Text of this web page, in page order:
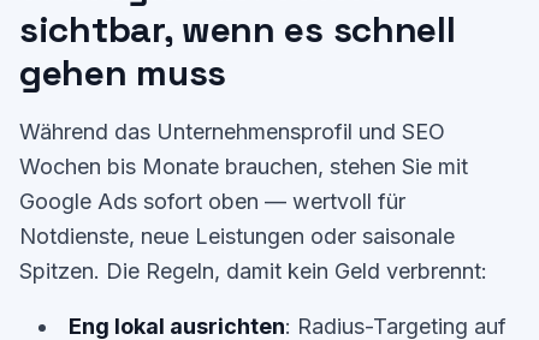
sichtbar, wenn es schnell
gehen muss
Während das Unternehmensprofil und SEO
Wochen bis Monate brauchen, stehen Sie mit
Google Ads sofort oben — wertvoll für
Notdienste, neue Leistungen oder saisonale
Spitzen. Die Regeln, damit kein Geld verbrennt:
Eng lokal ausrichten: Radius-Targeting auf